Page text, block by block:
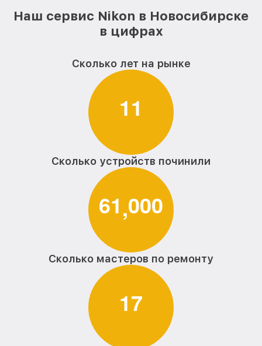
Наш сервис Nikon в Новосибирске
в цифрах
Сколько лет на рынке
11
Сколько устройств починили
61,000
Сколько мастеров по ремонту
17